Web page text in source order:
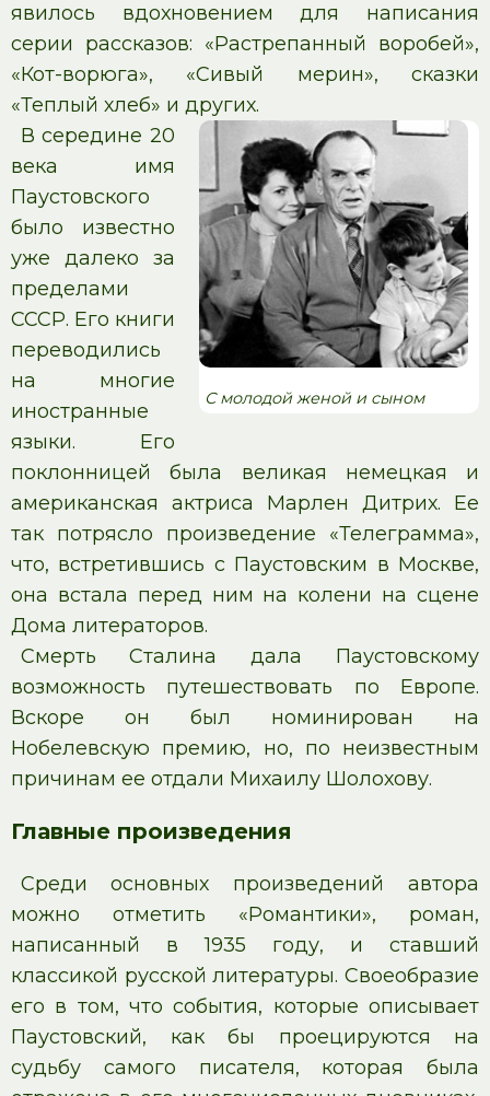
явилось вдохновением для написания
серии рассказов: «Растрепанный воробей»,
«Кот-ворюга», «Сивый мерин», сказки
«Теплый хлеб» и других.
С молодой женой и сыном
В середине 20
века имя
Паустовского
было известно
уже далеко за
пределами
СССР. Его книги
переводились
на многие
иностранные
языки. Его
поклонницей была великая немецкая и
американская актриса Марлен Дитрих. Ее
так потрясло произведение «Телеграмма»,
что, встретившись с Паустовским в Москве,
она встала перед ним на колени на сцене
Дома литераторов.
Смерть Сталина дала Паустовскому
возможность путешествовать по Европе.
Вскоре он был номинирован на
Нобелевскую премию, но, по неизвестным
причинам ее отдали Михаилу Шолохову.
Главные произведения
Среди основных произведений автора
можно отметить «Романтики», роман,
написанный в 1935 году, и ставший
классикой русской литературы. Своеобразие
его в том, что события, которые описывает
Паустовский, как бы проецируются на
судьбу самого писателя, которая была